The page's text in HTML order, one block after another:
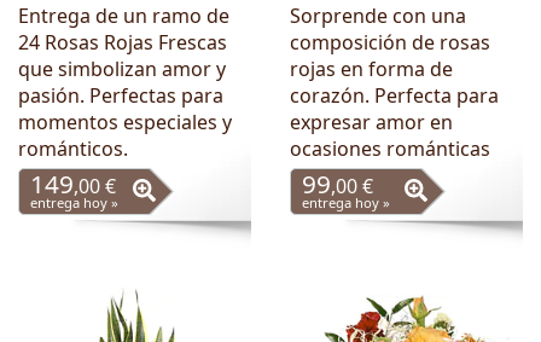
Entrega de un ramo de
24 Rosas Rojas Frescas
que simbolizan amor y
pasión. Perfectas para
momentos especiales y
románticos.
149,00 €
entrega hoy »
Sorprende con una
composición de rosas
rojas en forma de
corazón. Perfecta para
expresar amor en
ocasiones románticas
99,00 €
entrega hoy »